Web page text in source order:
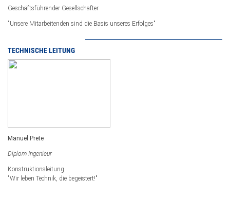
Geschäftsführender Gesellschafter
"Unsere Mitarbeitenden sind die Basis unseres Erfolges"
TECHNISCHE LEITUNG
Manuel Prete
Diplom Ingenieur
Konstruktionsleitung
"Wir leben Technik, die begeistert!"